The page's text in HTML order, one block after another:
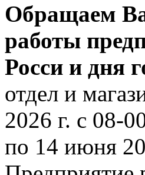
Обращаем
работы
Росси и дня
отдел и
2026 г. с 08-
по 14 июня